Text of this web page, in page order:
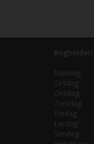
Bogholderi:
Mandag:
Tirsdag:
Onsdag:
Torsdag:
Fredag:
Lørdag:
Søndag: